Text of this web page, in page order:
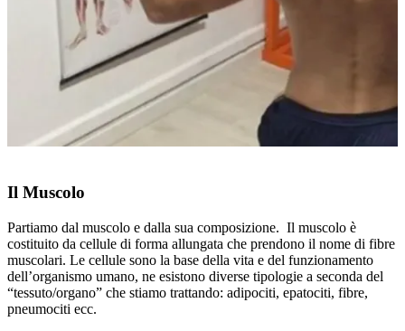
Il Muscolo
Partiamo dal muscolo e dalla sua composizione. Il muscolo è
costituito da cellule di forma allungata che prendono il nome di fibre
muscolari. Le cellule sono la base della vita e del funzionamento
dell’organismo umano, ne esistono diverse tipologie a seconda del
“tessuto/organo” che stiamo trattando: adipociti, epatociti, fibre,
pneumociti ecc.